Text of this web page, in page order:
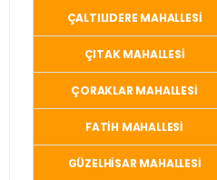
ÇALTILIDERE MAHALLESİ
ÇITAK MAHALLESİ
ÇORAKLAR MAHALLESİ
FATİH MAHALLESİ
GÜZELHİSAR MAHALLESİ